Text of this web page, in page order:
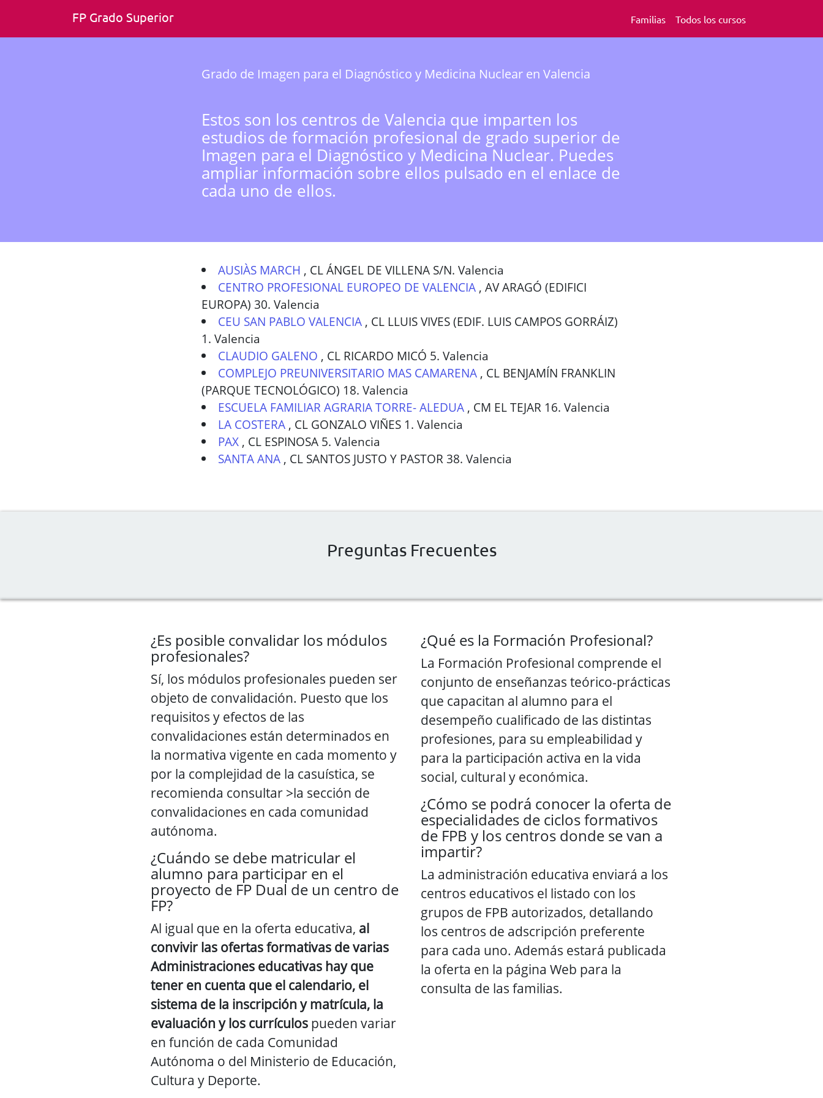
FP Grado Superior Familias Todos los cursos
Grado de Imagen para el Diagnóstico y Medicina Nuclear en Valencia
Estos son los centros de Valencia que imparten los
estudios de formación profesional de grado superior de
Imagen para el Diagnóstico y Medicina Nuclear. Puedes
ampliar información sobre ellos pulsado en el enlace de
cada uno de ellos.
AUSIÀS MARCH , CL ÁNGEL DE VILLENA S/N. Valencia
CENTRO PROFESIONAL EUROPEO DE VALENCIA , AV ARAGÓ (EDIFICI
EUROPA) 30. Valencia
CEU SAN PABLO VALENCIA , CL LLUIS VIVES (EDIF. LUIS CAMPOS GORRÁIZ)
1. Valencia
CLAUDIO GALENO , CL RICARDO MICÓ 5. Valencia
COMPLEJO PREUNIVERSITARIO MAS CAMARENA , CL BENJAMÍN FRANKLIN
(PARQUE TECNOLÓGICO) 18. Valencia
ESCUELA FAMILIAR AGRARIA TORRE- ALEDUA , CM EL TEJAR 16. Valencia
LA COSTERA , CL GONZALO VIÑES 1. Valencia
PAX , CL ESPINOSA 5. Valencia
SANTA ANA , CL SANTOS JUSTO Y PASTOR 38. Valencia
Preguntas Frecuentes
¿Es posible convalidar los módulos
profesionales?
Sí, los módulos profesionales pueden ser
objeto de convalidación. Puesto que los
requisitos y efectos de las
convalidaciones están determinados en
la normativa vigente en cada momento y
por la complejidad de la casuística, se
recomienda consultar >la sección de
convalidaciones en cada comunidad
autónoma.
¿Cuándo se debe matricular el
alumno para participar en el
proyecto de FP Dual de un centro de
FP?
Al igual que en la oferta educativa, al
convivir las ofertas formativas de varias
Administraciones educativas hay que
tener en cuenta que el calendario, el
sistema de la inscripción y matrícula, la
evaluación y los currículos pueden variar
en función de cada Comunidad
Autónoma o del Ministerio de Educación,
Cultura y Deporte.
¿Qué es la Formación Profesional?
La Formación Profesional comprende el
conjunto de enseñanzas teórico-prácticas
que capacitan al alumno para el
desempeño cualificado de las distintas
profesiones, para su empleabilidad y
para la participación activa en la vida
social, cultural y económica.
¿Cómo se podrá conocer la oferta de
especialidades de ciclos formativos
de FPB y los centros donde se van a
impartir?
La administración educativa enviará a los
centros educativos el listado con los
grupos de FPB autorizados, detallando
los centros de adscripción preferente
para cada uno. Además estará publicada
la oferta en la página Web para la
consulta de las familias.